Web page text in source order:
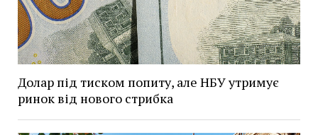
Долар під тиском попиту, але НБУ утримує
ринок від нового стрибка